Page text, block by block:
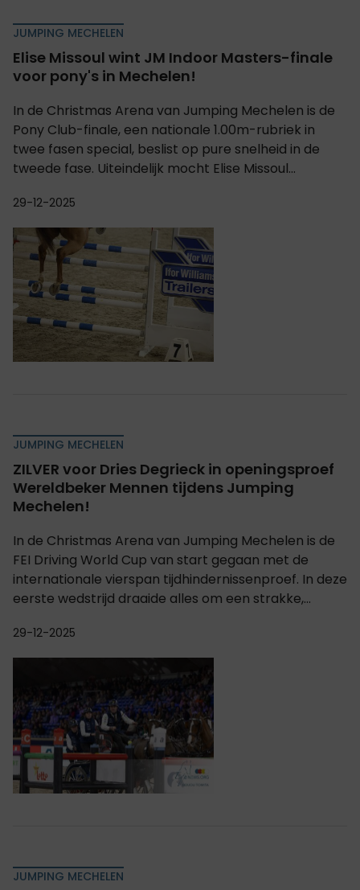
JUMPING MECHELEN
Elise Missoul wint JM Indoor Masters-finale
voor pony's in Mechelen!
In de Christmas Arena van Jumping Mechelen is de
Pony Club-finale, een nationale 1.00m-rubriek in
twee fasen special, beslist op pure snelheid in de
tweede fase. Uiteindelijk mocht Elise Missoul...
29-12-2025
JUMPING MECHELEN
ZILVER voor Dries Degrieck in openingsproef
Wereldbeker Mennen tijdens Jumping
Mechelen!
In de Christmas Arena van Jumping Mechelen is de
FEI Driving World Cup van start gegaan met de
internationale vierspan tijdhindernissenproef. In deze
eerste wedstrijd draaide alles om een strakke,...
29-12-2025
JUMPING MECHELEN